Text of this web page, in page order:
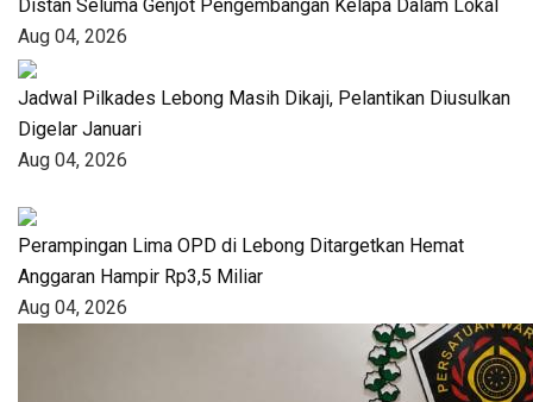
Distan Seluma Genjot Pengembangan Kelapa Dalam Lokal
Aug 04, 2026
Jadwal Pilkades Lebong Masih Dikaji, Pelantikan Diusulkan
Digelar Januari
Aug 04, 2026
Perampingan Lima OPD di Lebong Ditargetkan Hemat
Anggaran Hampir Rp3,5 Miliar
Aug 04, 2026